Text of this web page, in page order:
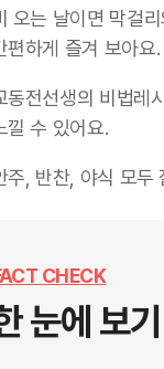
오는 날이면 막걸
편하게 즐겨 보아요.
동전선생의 비법레
낄 수 있어요.
주, 반찬, 야식 모두
CHECK
눈에 보기